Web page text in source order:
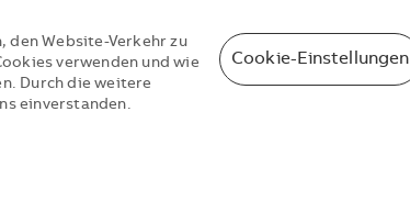
den Website-Verkehr zu
verwenden und wie
Durch die weitere
einverstanden.
Cookie-Einstellungen